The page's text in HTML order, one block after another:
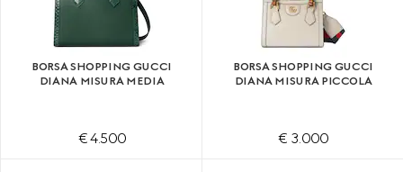
BORSA SHOPPING GUCCI
DIANA MISURA MEDIA
€ 4.500
BORSA SHOPPING GUCCI
DIANA MISURA PICCOLA
€ 3.000